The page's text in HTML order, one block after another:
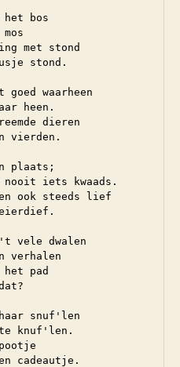
bos
met stond
stond.
waarheen
heen.
dieren
vierden.
plaats;
nooit iets kwaads.
ook steeds lief
vele dwalen
verhalen
pad
haar snuf'len
knuf'len.
cadeautje.